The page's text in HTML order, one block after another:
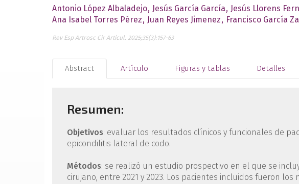
Antonio López Albaladejo Jesús García García Jesús Llorens
Ana Isabel Torres Pérez
Juan Reyes Jimenez Francisco García
Rev Esp Artrosc Cir Articul. 2025;35(3):157-63
Abstract Artículo Figuras y tablas Detalles
Resumen:
Objetivos: evaluar los resultados clínicos y funcionales de
epicondilitis lateral de codo.
Métodos: se realizó un estudio prospectivo en el que se
cirujano, entre 2021 y 2023. Los pacientes incluidos fueron